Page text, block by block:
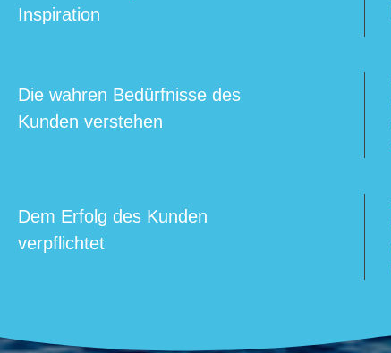
Inspiration
Die wahren Bedürfnisse des
Kunden verstehen
Dem Erfolg des Kunden
verpflichtet